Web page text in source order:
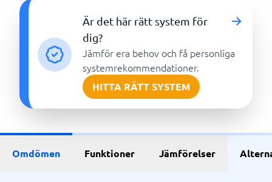
Är det här rätt system för
dig?
Jämför era behov och få personliga
systemrekommendationer.
HITTA RÄTT SYSTEM
Omdömen Funktioner Jämförelser